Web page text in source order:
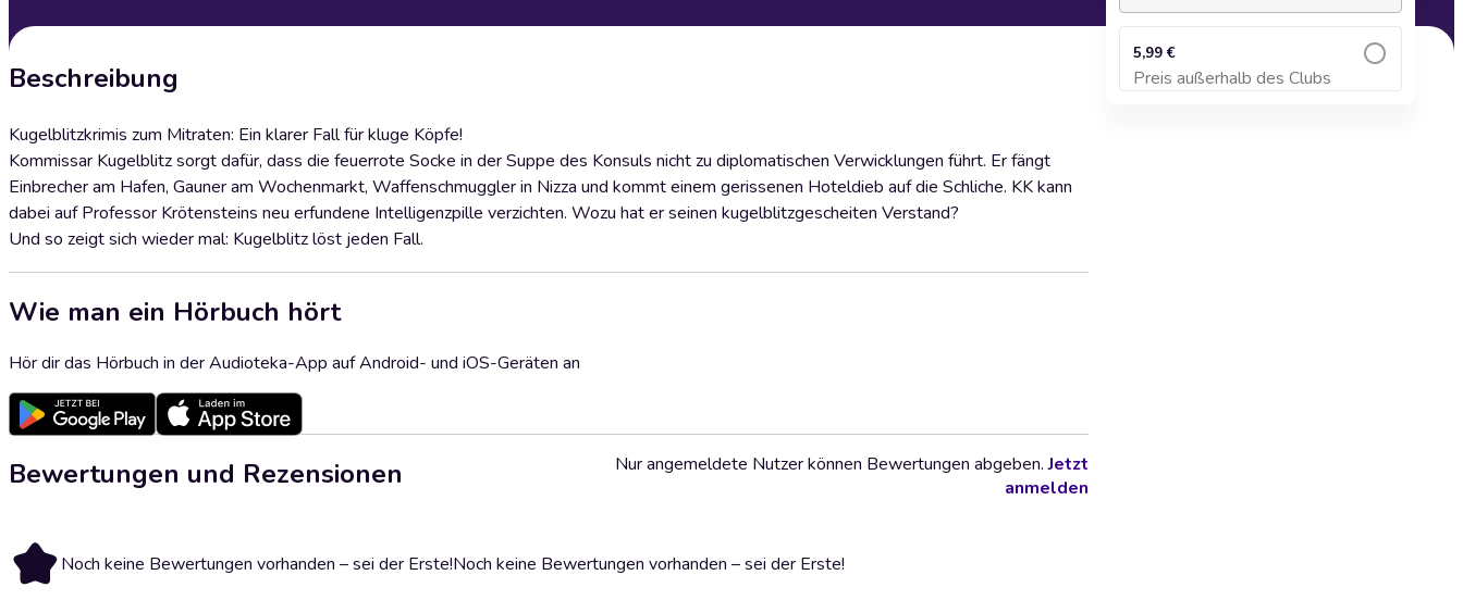
Beschreibung
Kugelblitzkrimis zum Mitraten: Ein klarer Fall für kluge Köpfe!
Kommissar Kugelblitz sorgt dafür, dass die feuerrote Socke in der Suppe des Konsuls nicht zu diplomatischen Verwicklungen führt. Er fängt
Einbrecher am Hafen, Gauner am Wochenmarkt, Waffenschmuggler in Nizza und kommt einem gerissenen Hoteldieb auf die Schliche. KK kann
dabei auf Professor Krötensteins neu erfundene Intelligenzpille verzichten. Wozu hat er seinen kugelblitzgescheiten Verstand?
Und so zeigt sich wieder mal: Kugelblitz löst jeden Fall.
Wie man ein Hörbuch hört
Hör dir das Hörbuch in der Audioteka-App auf Android- und iOS-Geräten an
Bewertungen und Rezensionen
Noch keine Bewertungen vorhanden – sei der Erste!Noch keine Bewertungen vorhanden – sei der Erste!
Nur angemeldete Nutzer können Bewertungen abgeben.Jetzt
anmelden
5,99 €
Preis außerhalb des Clubs
Zum Warenkorb hinzufügen